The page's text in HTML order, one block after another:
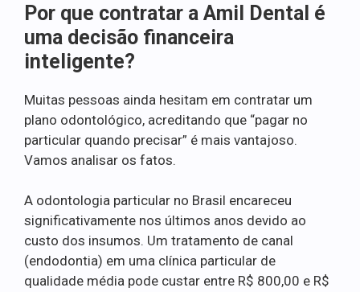
Por que contratar a Amil Dental é
uma decisão financeira
inteligente?
Muitas pessoas ainda hesitam em contratar um
plano odontológico, acreditando que “pagar no
particular quando precisar” é mais vantajoso.
Vamos analisar os fatos.
A odontologia particular no Brasil encareceu
significativamente nos últimos anos devido ao
custo dos insumos. Um tratamento de canal
(endodontia) em uma clínica particular de
qualidade média pode custar entre R$ 800,00 e R$